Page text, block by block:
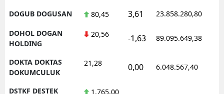
DOGUB DOGUSAN 80,45 3,61 23.858.280,80
DOHOL DOGAN
HOLDING
20,56 -1,63 89.095.649,38
DOKTA DOKTAS
DOKUMCULUK
21,28 0,00 6.048.567,40
DSTKF DESTEK 1.765,00